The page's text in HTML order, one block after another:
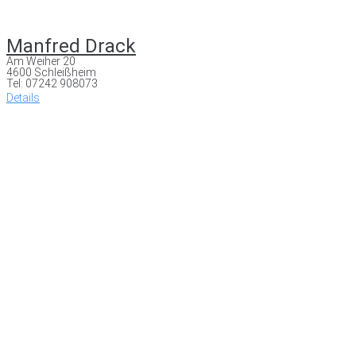
Manfred Drack
Am Weiher 20
4600 Schleißheim
Tel: 07242 908073
Details